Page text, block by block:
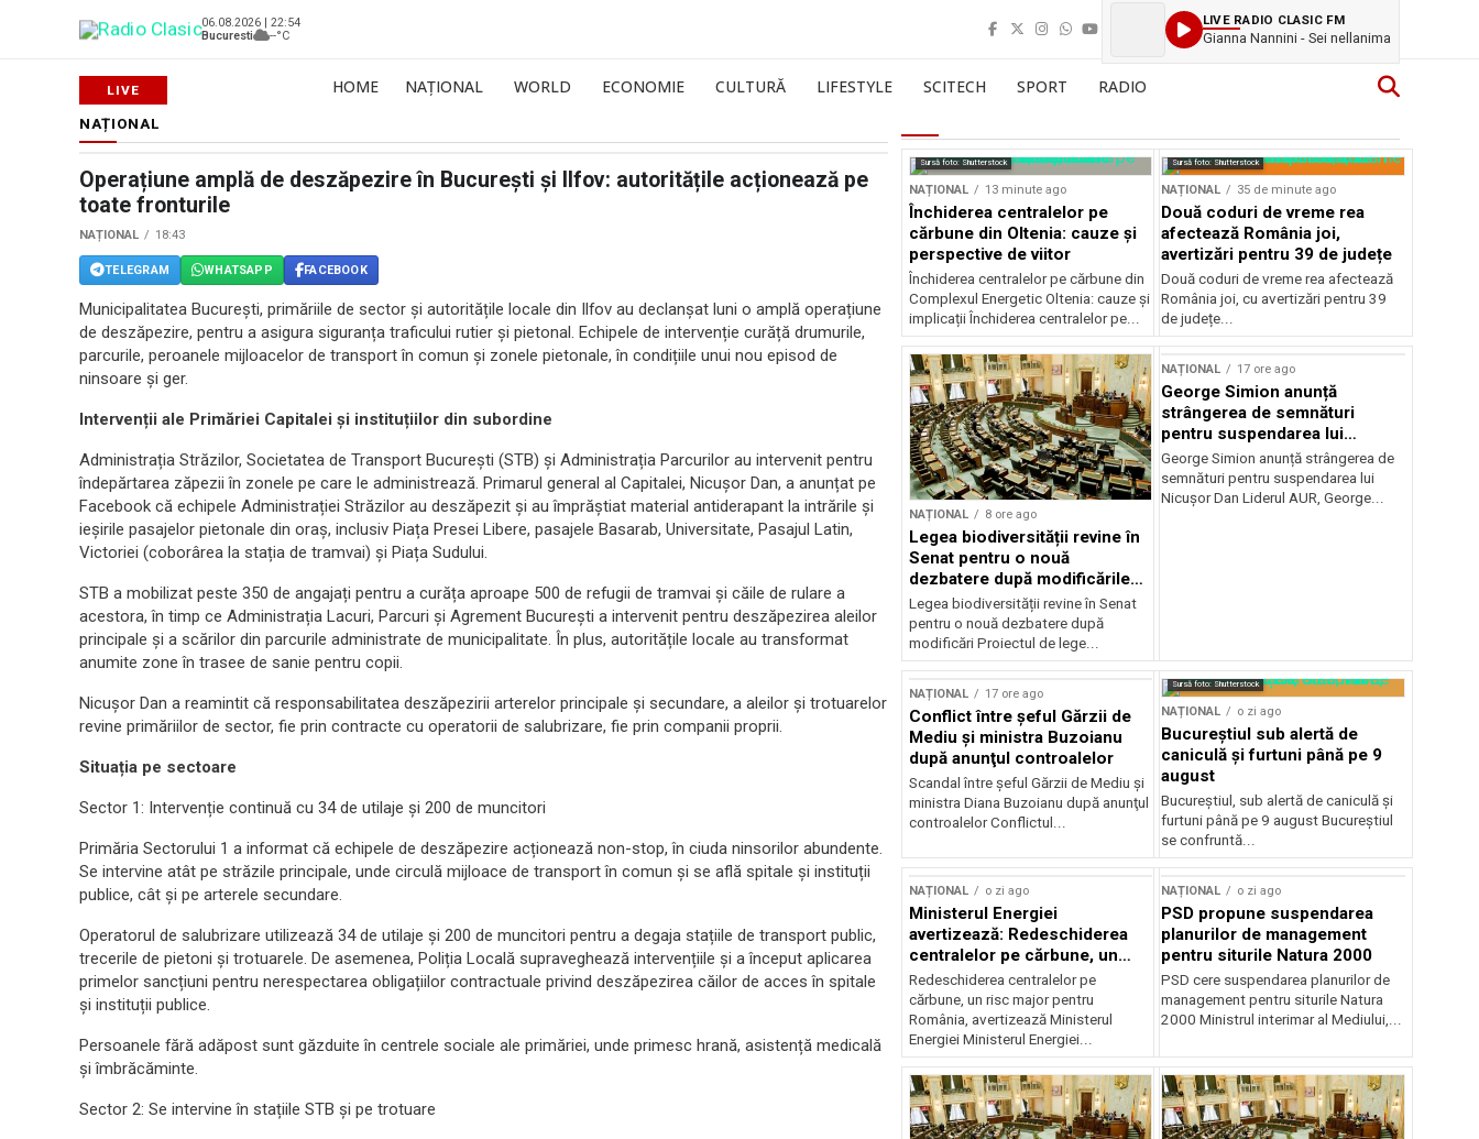
06.08.2026 | 22:54
Bucuresti
--°C
LIVE RADIO CLASIC FM
Gianna Nannini - Sei nellanima
HOME NAȚIONAL WORLD ECONOMIE CULTURĂ LIFESTYLE SCITECH SPORT RADIO
NAȚIONAL
Operațiune amplă de deszăpezire în București și Ilfov: autoritățile acționează pe
toate fronturile
NAȚIONAL 18:43
TELEGRAM WHATSAPP FACEBOOK
Municipalitatea București, primăriile de sector și autoritățile locale din Ilfov au declanșat luni o amplă operațiune
de deszăpezire, pentru a asigura siguranța traficului rutier și pietonal. Echipele de intervenție curăță drumurile,
parcurile, peroanele mijloacelor de transport în comun și zonele pietonale, în condițiile unui nou episod de
ninsoare și ger.
Intervenții ale Primăriei Capitalei și instituțiilor din subordine
Administrația Străzilor, Societatea de Transport București (STB) și Administrația Parcurilor au intervenit pentru
îndepărtarea zăpezii în zonele pe care le administrează. Primarul general al Capitalei, Nicușor Dan, a anunțat pe
Facebook că echipele Administrației Străzilor au deszăpezit și au împrăștiat material antiderapant la intrările și
ieșirile pasajelor pietonale din oraș, inclusiv Piața Presei Libere, pasajele Basarab, Universitate, Pasajul Latin,
Victoriei (coborârea la stația de tramvai) și Piața Sudului.
STB a mobilizat peste 350 de angajați pentru a curăța aproape 500 de refugii de tramvai și căile de rulare a
acestora, în timp ce Administrația Lacuri, Parcuri și Agrement București a intervenit pentru deszăpezirea aleilor
principale și a scărilor din parcurile administrate de municipalitate. În plus, autoritățile locale au transformat
anumite zone în trasee de sanie pentru copii.
Nicușor Dan a reamintit că responsabilitatea deszăpezirii arterelor principale și secundare, a aleilor și trotuarelor
revine primăriilor de sector, fie prin contracte cu operatorii de salubrizare, fie prin companii proprii.
Situația pe sectoare
Sector 1: Intervenție continuă cu 34 de utilaje și 200 de muncitori
Primăria Sectorului 1 a informat că echipele de deszăpezire acționează non-stop, în ciuda ninsorilor abundente.
Se intervine atât pe străzile principale, unde circulă mijloace de transport în comun și se află spitale și instituții
publice, cât și pe arterele secundare.
Operatorul de salubrizare utilizează 34 de utilaje și 200 de muncitori pentru a degaja stațiile de transport public,
trecerile de pietoni și trotuarele. De asemenea, Poliția Locală supraveghează intervențiile și a început aplicarea
primelor sancțiuni pentru nerespectarea obligațiilor contractuale privind deszăpezirea căilor de acces în spitale
și instituții publice.
Persoanele fără adăpost sunt găzduite în centrele sociale ale primăriei, unde primesc hrană, asistență medicală
și îmbrăcăminte.
Sector 2: Se intervine în stațiile STB și pe trotuare
Sursă foto: Shutterstock
NAȚIONAL 13 minute ago
Închiderea centralelor pe
cărbune din Oltenia: cauze și
perspective de viitor
Închiderea centralelor pe cărbune din
Complexul Energetic Oltenia: cauze și
implicații Închiderea centralelor pe...
Sursă foto: Shutterstock
NAȚIONAL 35 de minute ago
Două coduri de vreme rea
afectează România joi,
avertizări pentru 39 de județe
Două coduri de vreme rea afectează
România joi, cu avertizări pentru 39
de județe...
NAȚIONAL 8 ore ago
Legea biodiversității revine în
Senat pentru o nouă
dezbatere după modificările
deputaților
Legea biodiversității revine în Senat
pentru o nouă dezbatere după
modificări Proiectul de lege...
NAȚIONAL 17 ore ago
George Simion anunță
strângerea de semnături
pentru suspendarea lui
Nicușor Dan
George Simion anunță strângerea de
semnături pentru suspendarea lui
Nicușor Dan Liderul AUR, George...
NAȚIONAL 17 ore ago
Conflict între şeful Gărzii de
Mediu şi ministra Buzoianu
după anunţul controalelor
Scandal între şeful Gărzii de Mediu şi
ministra Diana Buzoianu după anunţul
controalelor Conflictul...
Sursă foto: Shutterstock
NAȚIONAL o zi ago
Bucureștiul sub alertă de
caniculă și furtuni până pe 9
august
Bucureștiul, sub alertă de caniculă și
furtuni până pe 9 august Bucureștiul
se confruntă...
NAȚIONAL o zi ago
Ministerul Energiei
avertizează: Redeschiderea
centralelor pe cărbune, un
risc major pentru România
Redeschiderea centralelor pe
cărbune, un risc major pentru
România, avertizează Ministerul
Energiei Ministerul Energiei...
NAȚIONAL o zi ago
PSD propune suspendarea
planurilor de management
pentru siturile Natura 2000
PSD cere suspendarea planurilor de
management pentru siturile Natura
2000 Ministrul interimar al Mediului,...